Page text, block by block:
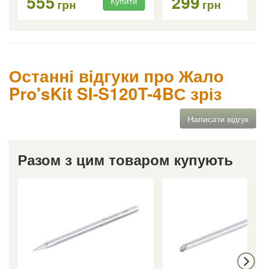
грн грн
Останні відгуки про Жало
Pro'sKit SI-S120T-4BС зріз
Написати відгук
Разом з цим товаром купують